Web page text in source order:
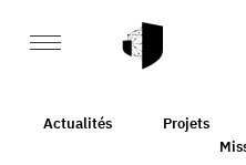
Actualités Projets